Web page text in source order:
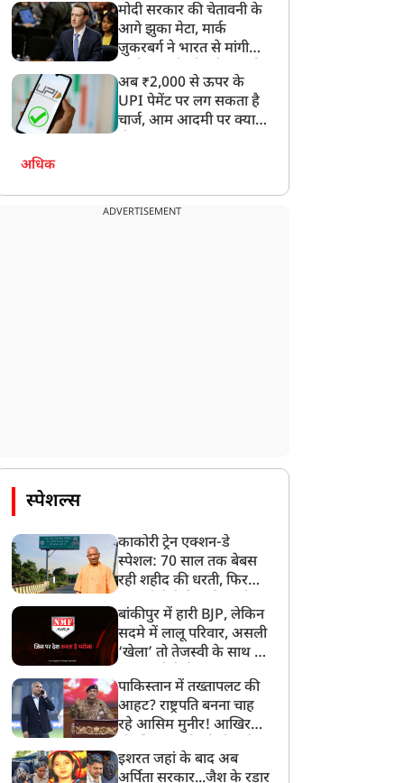
मोदी सरकार की चेतावनी के
आगे झुका मेटा, मार्क
ज़ुकरबर्ग ने भारत से मांगी
अब ₹2,000 से ऊपर के
UPI पेमेंट पर लग सकता है
चार्ज, आम आदमी पर क्या
अधिक
ADVERTISEMENT
स्पेशल्स
काकोरी ट्रेन एक्शन-डे
स्पेशल: 70 साल तक बेबस
रही शहीद की धरती, फिर
पीढ़ियों का दर्द
बांकीपुर में हारी BJP, लेकिन
सदमे में लालू परिवार, असली
‘खेला’ तो तेजस्वी के साथ हो
पाकिस्तान में तख्तापलट की
आहट? राष्ट्रपति बनना चाह
रहे आसिम मुनीर! आखिर
बनाया मोहरा?
इशरत जहां के बाद अब
अर्पिता सरकार...जैश के रडार